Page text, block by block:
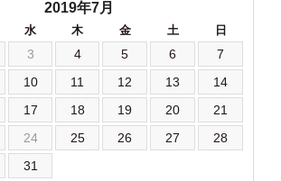
2019年7月
水 木 金 土 日
3 4 5 6
7
10 11 12 13
14
17 18 19 20
21
24 25 26 27
28
31